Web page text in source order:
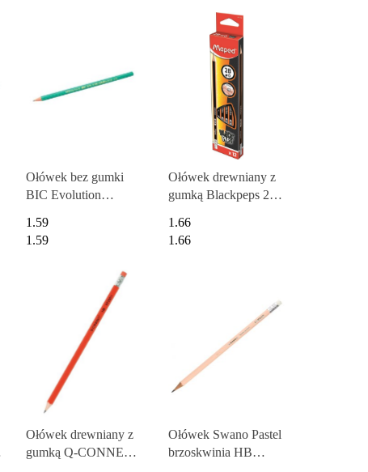
Ołówek bez gumki
BIC Evolution
8803112
1.59
1.59
Ołówek drewniany z
gumką Blackpeps 2B
1.66
1.66
Ołówek drewniany z
gumką Q-CONNECT
Ołówek Swano Pastel
brzoskwinia HB